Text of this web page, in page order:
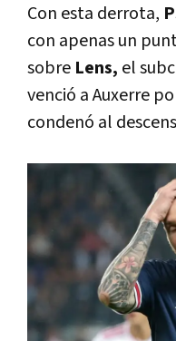
Con esta derrota,
con apenas un
sobre Lens, el
venció a Auxerre
condenó al